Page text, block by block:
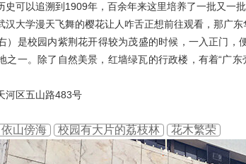
史可以追溯到1909年，百余年来这里培养了一批又一
汉大学漫天飞舞的樱花让人咋舌正想前往观看，那广
）是校园内紫荆花开得较为茂盛的时候，一入正门
之一。除了自然美景，红墙绿瓦的行政楼，有着“广
河区五山路483号
依山傍海 校园有大片的荔枝林 花木繁荣